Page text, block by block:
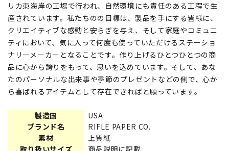
リカ東海岸の工場で行われ、自然環境にも責任のある工程で生
産されています。私たちのの目標は、製品を手にする皆様に、
クリエイティブな感動と安らぎを与え、そして家庭やコミュニ
ティにおいて、気に入って何度も使っていただけるステーショ
ナリーメーカーとなることです。作り上げるひとつひとつの商
品に心から誇りをもって、思いを込めています。そして、あな
たのパーソナルな出来事や季節のプレゼントなどの側で、心か
ら喜ばれるアイテムとして存在できればと願っています。
製造国
USA
ブランド名
RIFLE PAPER CO.
素材
上質紙
取り扱いサイズ
商品説明に記載